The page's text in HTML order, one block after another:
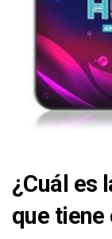
¿Cuál es
que tiene